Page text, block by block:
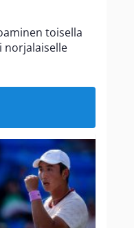
toisella
norjalaiselle